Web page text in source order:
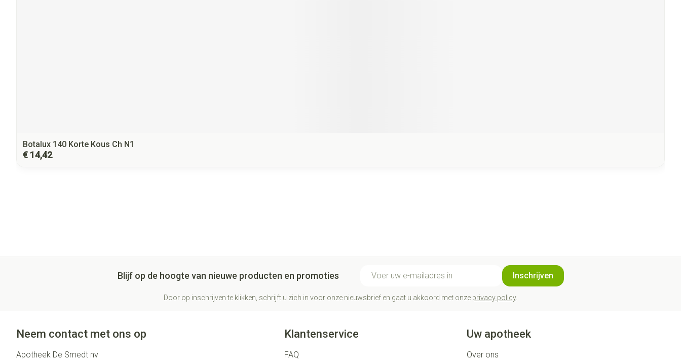
Botalux 140 Korte Kous Ch N1
€ 14,42
Blijf op de hoogte van nieuwe producten en promoties Inschrijven
Door op inschrijven te klikken, schrijft u zich in voor onze nieuwsbrief en gaat u akkoord met onze privacy policy.
Neem contact met ons op
Apotheek De Smedt nv
Klantenservice
FAQ
Uw apotheek
Over ons